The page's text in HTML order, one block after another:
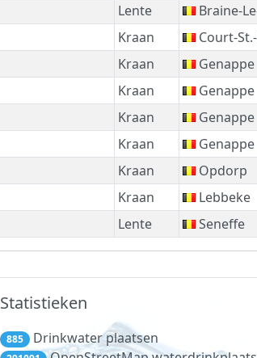
Lente Braine-
Kraan Court-
Kraan Genappe
Kraan Genappe
Kraan Genappe
Kraan Genappe
Kraan Opdorp
Kraan Lebbeke
Lente Seneffe
Statistieken
885 Drinkwater plaatsen